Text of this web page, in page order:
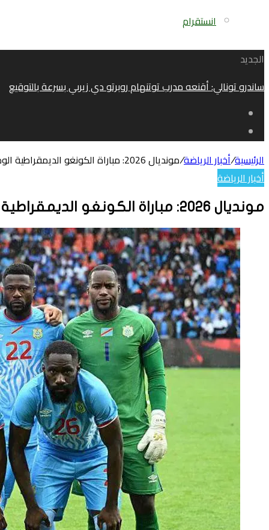
انستقرام
الجديد
ساندرو تونالي: أقنعه مدرب توتنهام روبرتو دي زيربي بسرعة بالتوقيع
الرئيسية/أخبار الرياضة/مونديال 2026: مباراة الكونغو الديمقراطية الودية ستقام خلف أبواب مغلقة
أخبار الرياضة
مونديال 2026: مباراة الكونغو الديمقراطية الودية ستقام خلف أبواب مغلقة
فيسبوك
لينكدإن
بينتيريست
واتساب